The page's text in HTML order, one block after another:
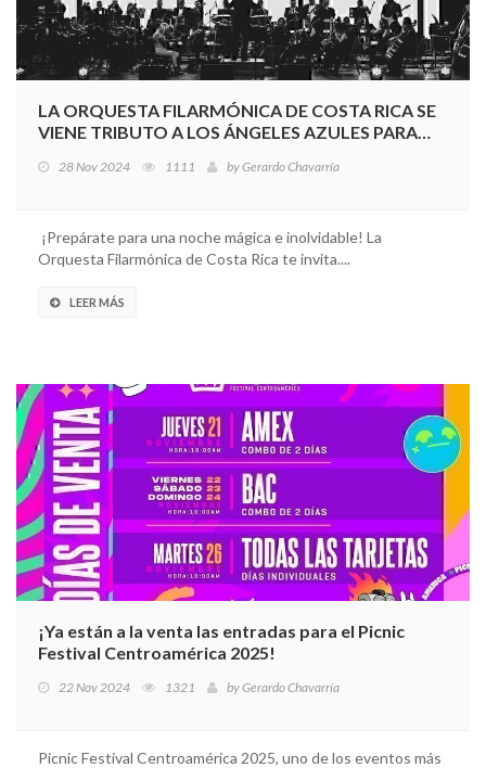
LA ORQUESTA FILARMÓNICA DE COSTA RICA SE
VIENE TRIBUTO A LOS ÁNGELES AZULES PARA
28 Nov 2024 1111 byGerardo Chavarría
¡Prepárate para una noche mágica e inolvidable! La
Orquesta Filarmónica de Costa Rica te invita....
LEER MÁS
¡Ya están a la venta las entradas para el Picnic
Festival Centroamérica 2025!
22 Nov 2024 1321 byGerardo Chavarría
Picnic Festival Centroamérica 2025, uno de los eventos más